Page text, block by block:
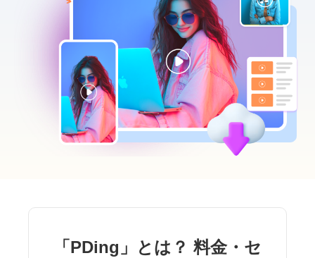
「PDing」とは？ 料金・セ